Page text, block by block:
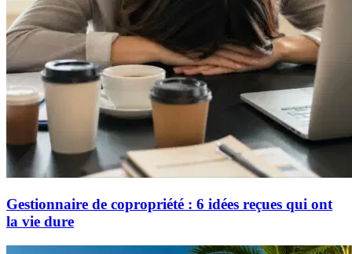
Gestionnaire de copropriété : 6 idées reçues qui ont
la vie dure